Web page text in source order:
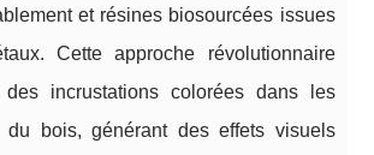
et résines biosourcées issues
Cette approche révolutionnaire
incrustations colorées dans les
du bois, générant des effets visuels